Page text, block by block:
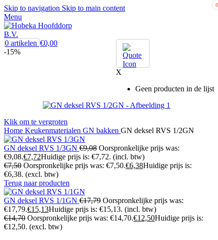
Skip to navigation Skip to main content
Menu
0
X
Geen producten in de lijst
0 artikelen €0,00
-15%
Klik om te vergroten
Home Keukenmaterialen GN bakken GN deksel RVS 1/2GN
GN deksel RVS 1/3GN €9,08 Oorspronkelijke prijs was:
€9,08.€7,72Huidige prijs is: €7,72. (incl. btw)
€7,50 Oorspronkelijke prijs was: €7,50.€6,38Huidige prijs is:
€6,38. (excl. btw)
Terug naar producten
GN deksel RVS 1/1GN €17,79 Oorspronkelijke prijs was:
€17,79.€15,13Huidige prijs is: €15,13. (incl. btw)
€14,70 Oorspronkelijke prijs was: €14,70.€12,50Huidige prijs is:
€12,50. (excl. btw)